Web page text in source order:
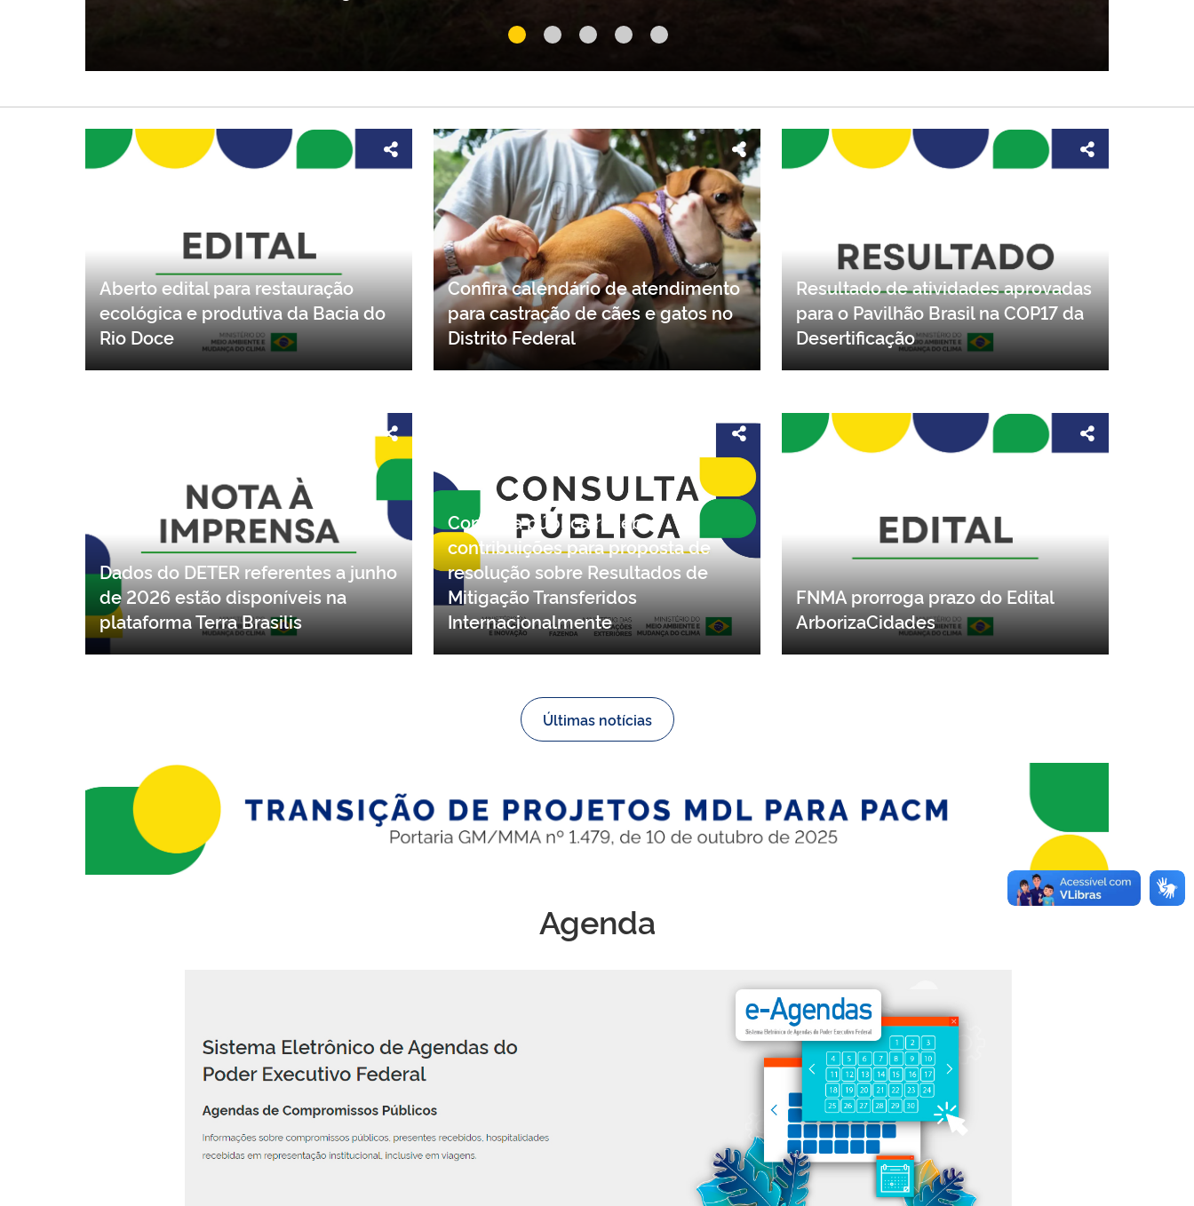
Consulta pública recebe contribuições para a atualização do Segundo Inventário Nacional de POPs não
Aberto edital para restauração
ecológica e produtiva da Bacia do
Confira calendário de atendimento
para castração de cães e gatos no
Resultado de atividades aprovadas
para o Pavilhão Brasil na COP17 da
Dados do DETER referentes a junho
de 2026 estão disponíveis na
Consulta pública recebe
contribuições para proposta de
resolução sobre Resultados de
Mitigação Transferidos
FNMA prorroga prazo do Edital